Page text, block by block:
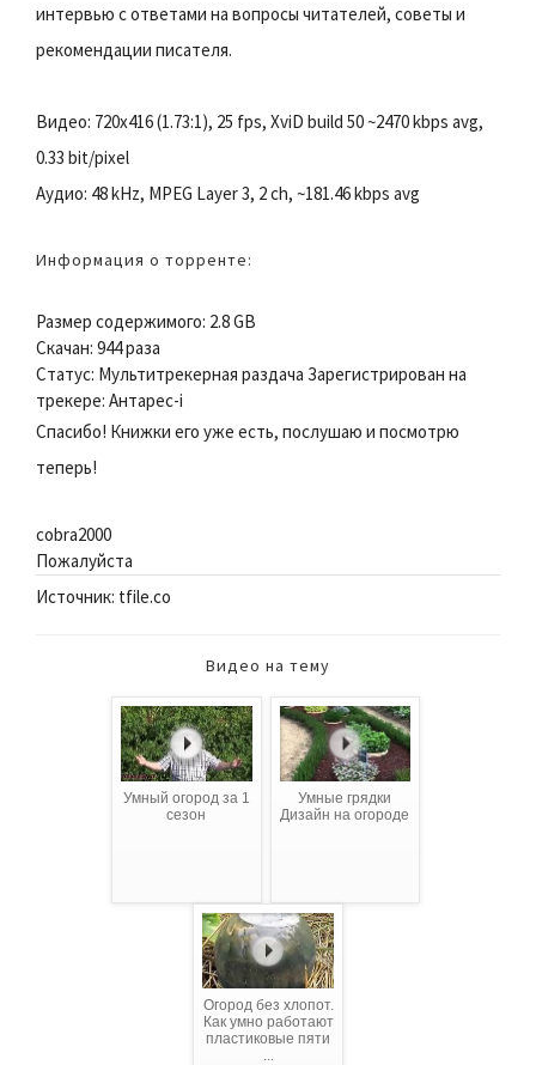
интервью с ответами на вопросы читателей, советы и
рекомендации писателя.
Видео: 720х416 (1.73:1), 25 fps, XviD build 50 ~2470 kbps аvg,
0.33 bit/piхеl
Аудио: 48 kHz, MPEG Lауеr 3, 2 сh, ~181.46 kbps аvg
Информация о торренте:
Размер содержимого: 2.8 GB
Скачан: 944 раза
Статус: Мультитрекерная раздача Зарегистрирован на
трекере: Антарес-i
Спасибо! Книжки его уже есть, послушаю и посмотрю
теперь!
cobra2000
Пожалуйста
Источник: tfile.co
Видео на тему
Умный огород за 1
сезон
Умные грядки
Дизайн на огороде
Огород без хлопот.
Как умно работают
пластиковые пяти
...